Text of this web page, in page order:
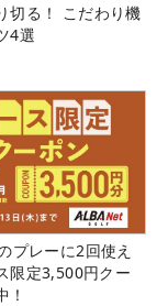
切る！ こだわり機
4選
プレーに2回使え
限定3,500円クー
！